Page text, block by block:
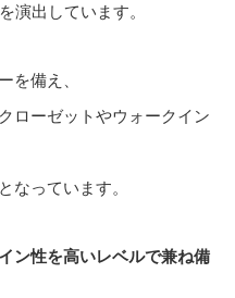
を演出しています。
を備え、
ローゼットやウォークイン
なっています。
ン性を高いレベルで兼ね備